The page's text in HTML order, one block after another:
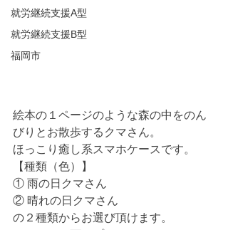
就労継続支援A型
就労継続支援B型
福岡市
絵本の１ページのような森の中をのん
びりとお散歩するクマさん。
ほっこり癒し系スマホケースです。
【種類（色）】
① 雨の日クマさん
② 晴れの日クマさん
の２種類からお選び頂けます。